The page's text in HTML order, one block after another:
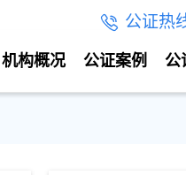
公证热
公
公证案例
机构概况